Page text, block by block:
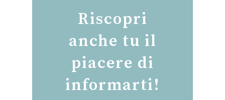
Riscopri
anche tu il
piacere di
informarti!